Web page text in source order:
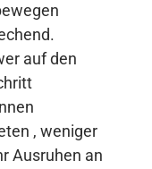
auf den
, weniger
Ausruhen an